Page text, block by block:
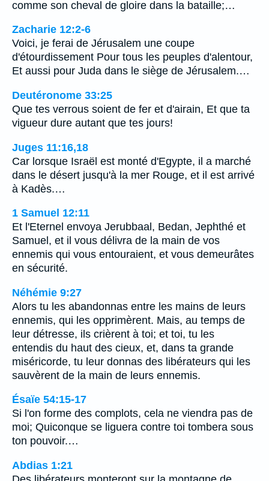
comme son cheval de gloire dans la bataille;…
Zacharie 12:2-6
Voici, je ferai de Jérusalem une coupe
d'étourdissement Pour tous les peuples d'alentour,
Et aussi pour Juda dans le siège de Jérusalem.…
Deutéronome 33:25
Que tes verrous soient de fer et d'airain, Et que ta
vigueur dure autant que tes jours!
Juges 11:16,18
Car lorsque Israël est monté d'Egypte, il a marché
dans le désert jusqu'à la mer Rouge, et il est arrivé
à Kadès.…
1 Samuel 12:11
Et l'Eternel envoya Jerubbaal, Bedan, Jephthé et
Samuel, et il vous délivra de la main de vos
ennemis qui vous entouraient, et vous demeurâtes
en sécurité.
Néhémie 9:27
Alors tu les abandonnas entre les mains de leurs
ennemis, qui les opprimèrent. Mais, au temps de
leur détresse, ils crièrent à toi; et toi, tu les
entendis du haut des cieux, et, dans ta grande
miséricorde, tu leur donnas des libérateurs qui les
sauvèrent de la main de leurs ennemis.
Ésaïe 54:15-17
Si l'on forme des complots, cela ne viendra pas de
moi; Quiconque se liguera contre toi tombera sous
ton pouvoir.…
Abdias 1:21